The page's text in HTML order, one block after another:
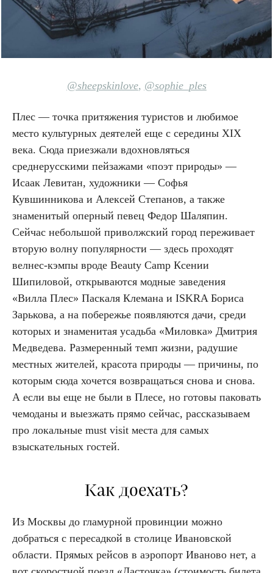
@sheepskinlove, @sophie_ples
Плес — точка притяжения туристов и любимое
место культурных деятелей еще с середины XIX
века. Сюда приезжали вдохновляться
среднерусскими пейзажами «поэт природы» —
Исаак Левитан, художники — Софья
Кувшинникова и Алексей Степанов, а также
знаменитый оперный певец Федор Шаляпин.
Cейчас небольшой приволжский город переживает
вторую волну популярности — здесь проходят
велнес-кэмпы вроде Beauty Camp Ксении
Шипиловой, открываются модные заведения
«Вилла Плес» Паскаля Клемана и ISKRA Бориса
Зарькова, а на побережье появляются дачи, среди
которых и знаменитая усадьба «Миловка» Дмитрия
Медведева. Размеренный темп жизни, радушие
местных жителей, красота природы — причины, по
которым сюда хочется возвращаться снова и снова.
А если вы еще не были в Плесе, но готовы паковать
чемоданы и выезжать прямо сейчас, рассказываем
про локальные must visit места для самых
взыскательных гостей.
Как доехать?
Из Москвы до гламурной провинции можно
добраться с пересадкой в столице Ивановской
области. Прямых рейсов в аэропорт Иваново нет, а